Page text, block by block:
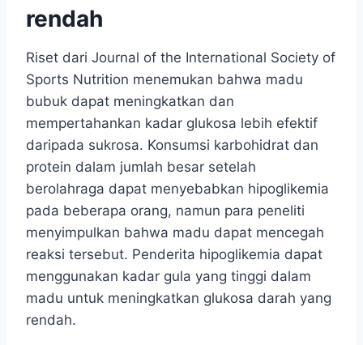
rendah
Riset dari Journal of the International Society of
Sports Nutrition menemukan bahwa madu
bubuk dapat meningkatkan dan
mempertahankan kadar glukosa lebih efektif
daripada sukrosa. Konsumsi karbohidrat dan
protein dalam jumlah besar setelah
berolahraga dapat menyebabkan hipoglikemia
pada beberapa orang, namun para peneliti
menyimpulkan bahwa madu dapat mencegah
reaksi tersebut. Penderita hipoglikemia dapat
menggunakan kadar gula yang tinggi dalam
madu untuk meningkatkan glukosa darah yang
rendah.